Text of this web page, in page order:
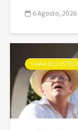
6 Agosto, 2026
VIANA DO CASTELO